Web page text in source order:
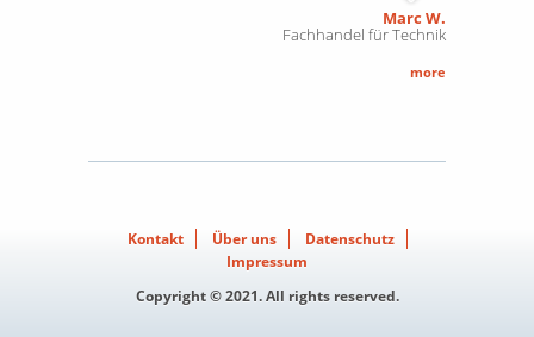
Marc W.
Fachhandel für Technik
more
Kontakt Über uns
Datenschutz
Impressum
Copyright © 2021. All rights reserved.